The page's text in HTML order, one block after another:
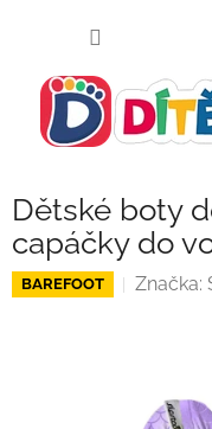
Dětské boty
capáčky do
BAREFOOT Značka: